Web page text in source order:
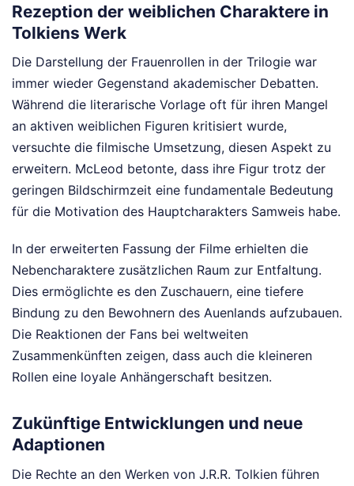
Rezeption der weiblichen Charaktere in
Tolkiens Werk
Die Darstellung der Frauenrollen in der Trilogie war
immer wieder Gegenstand akademischer Debatten.
Während die literarische Vorlage oft für ihren Mangel
an aktiven weiblichen Figuren kritisiert wurde,
versuchte die filmische Umsetzung, diesen Aspekt zu
erweitern. McLeod betonte, dass ihre Figur trotz der
geringen Bildschirmzeit eine fundamentale Bedeutung
für die Motivation des Hauptcharakters Samweis habe.
In der erweiterten Fassung der Filme erhielten die
Nebencharaktere zusätzlichen Raum zur Entfaltung.
Dies ermöglichte es den Zuschauern, eine tiefere
Bindung zu den Bewohnern des Auenlands aufzubauen.
Die Reaktionen der Fans bei weltweiten
Zusammenkünften zeigen, dass auch die kleineren
Rollen eine loyale Anhängerschaft besitzen.
Zukünftige Entwicklungen und neue
Adaptionen
Die Rechte an den Werken von J.R.R. Tolkien führen